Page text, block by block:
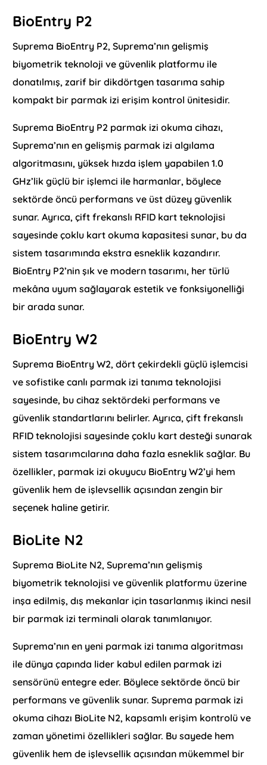
BioEntry P2
Suprema BioEntry P2, Suprema’nın gelişmiş
biyometrik teknoloji ve güvenlik platformu ile
donatılmış, zarif bir dikdörtgen tasarıma sahip
kompakt bir parmak izi erişim kontrol ünitesidir.
Suprema BioEntry P2 parmak izi okuma cihazı,
Suprema’nın en gelişmiş parmak izi algılama
algoritmasını, yüksek hızda işlem yapabilen 1.0
GHz’lik güçlü bir işlemci ile harmanlar, böylece
sektörde öncü performans ve üst düzey güvenlik
sunar. Ayrıca, çift frekanslı RFID kart teknolojisi
sayesinde çoklu kart okuma kapasitesi sunar, bu da
sistem tasarımında ekstra esneklik kazandırır.
BioEntry P2’nin şık ve modern tasarımı, her türlü
mekâna uyum sağlayarak estetik ve fonksiyonelliği
bir arada sunar.
BioEntry W2
Suprema BioEntry W2, dört çekirdekli güçlü işlemcisi
ve sofistike canlı parmak izi tanıma teknolojisi
sayesinde, bu cihaz sektördeki performans ve
güvenlik standartlarını belirler. Ayrıca, çift frekanslı
RFID teknolojisi sayesinde çoklu kart desteği sunarak
sistem tasarımcılarına daha fazla esneklik sağlar. Bu
özellikler, parmak izi okuyucu BioEntry W2’yi hem
güvenlik hem de işlevsellik açısından zengin bir
seçenek haline getirir.
BioLite N2
Suprema BioLite N2, Suprema’nın gelişmiş
biyometrik teknolojisi ve güvenlik platformu üzerine
inşa edilmiş, dış mekanlar için tasarlanmış ikinci nesil
bir parmak izi terminali olarak tanımlanıyor.
Suprema’nın en yeni parmak izi tanıma algoritması
ile dünya çapında lider kabul edilen parmak izi
sensörünü entegre eder. Böylece sektörde öncü bir
performans ve güvenlik sunar. Suprema parmak izi
okuma cihazı BioLite N2, kapsamlı erişim kontrolü ve
zaman yönetimi özellikleri sağlar. Bu sayede hem
güvenlik hem de işlevsellik açısından mükemmel bir